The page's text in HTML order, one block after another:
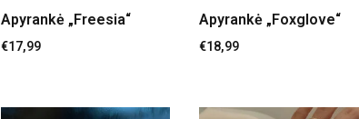
Apyrankė „Freesia“
€17,99
Apyrankė „Foxglove“
€18,99